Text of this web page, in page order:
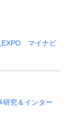
EXPO マイナビ
研究＆インター